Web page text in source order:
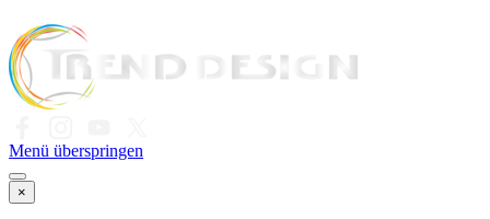
Menü überspringen
×